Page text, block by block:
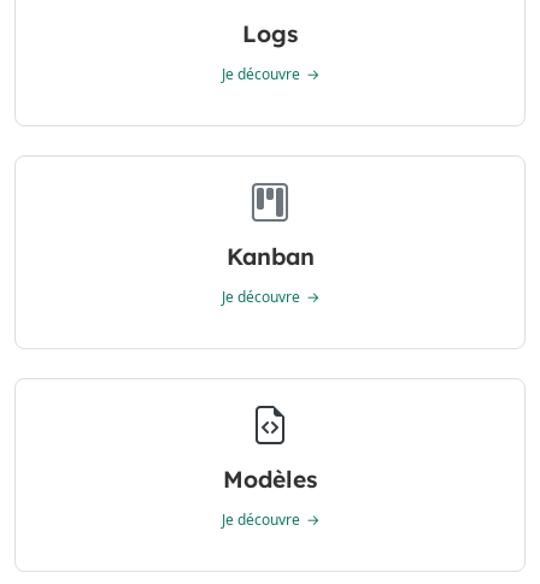
Logs
Je découvre
Kanban
Je découvre
Modèles
Je découvre